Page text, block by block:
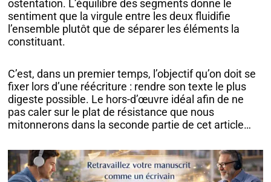
ostentation. L’équilibre des segments donne le
sentiment que la virgule entre les deux fluidifie
l’ensemble plutôt que de séparer les éléments la
constituant.
C’est, dans un premier temps, l’objectif qu’on doit se
fixer lors d’une réécriture : rendre son texte le plus
digeste possible. Le hors-d’œuvre idéal afin de ne
pas caler sur le plat de résistance que nous
mitonnerons dans la seconde partie de cet article…